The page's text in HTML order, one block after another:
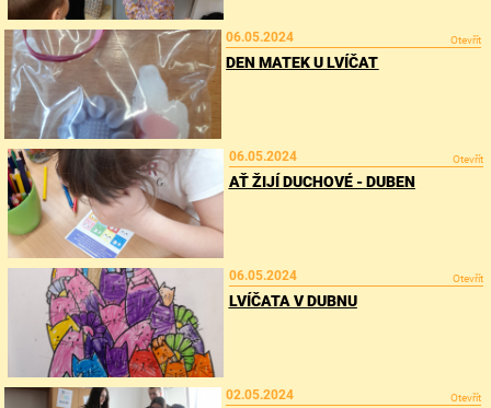
06.05.2024 Otevřít
DEN MATEK U LVÍČAT
06.05.2024 Otevřít
AŤ ŽIJÍ DUCHOVÉ - DUBEN
06.05.2024 Otevřít
LVÍČATA V DUBNU
02.05.2024 Otevřít